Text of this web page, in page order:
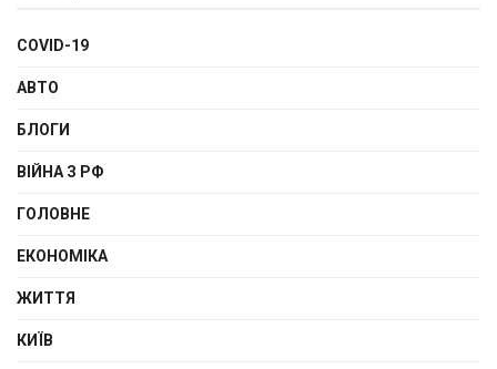
COVID-19
АВТО
БЛОГИ
ВІЙНА З РФ
ГОЛОВНЕ
ЕКОНОМІКА
ЖИТТЯ
КИЇВ